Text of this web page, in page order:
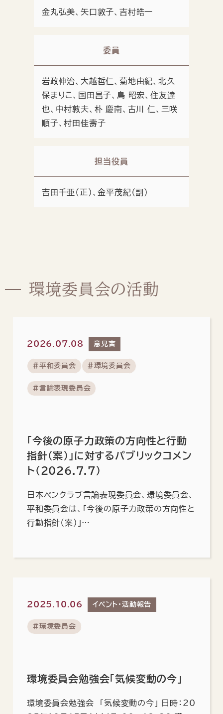
金丸弘美、矢口敦子、吉村皓一
委員
岩政伸治、大越哲仁、菊地由紀、北久
保まりこ、国田昌子、島 昭宏、住友達
也、中村敦夫、朴 慶南、古川 仁、三咲
順子、村田佳壽子
担当役員
吉田千亜（正）、金平茂紀（副）
環境委員会の活動
2026.07.08 意見書
#平和委員会 #環境委員会
#言論表現委員会
「今後の原子力政策の方向性と行動
指針（案）」に対するパブリックコメン
ト（2026.7.7）
日本ペンクラブ言論表現委員会、環境委員会、
平和委員会は、「今後の原子力政策の方向性と
行動指針（案）」…
2025.10.06 イベント・活動報告
#環境委員会
環境委員会勉強会「気候変動の今」
環境委員会勉強会 「気候変動の今」 日時：20